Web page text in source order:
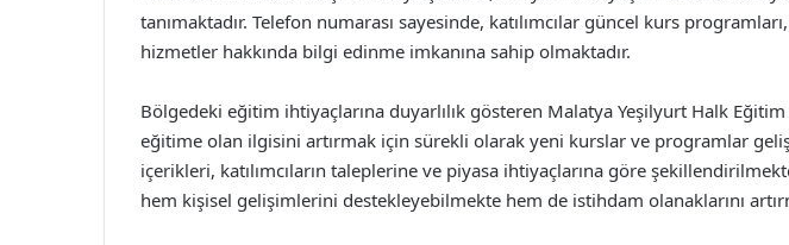
tanımaktadır. Telefon numarası sayesinde, katılımcılar güncel kurs
hizmetler hakkında bilgi edinme imkanına sahip olmaktadır.
Bölgedeki eğitim ihtiyaçlarına duyarlılık gösteren Malatya Yeşilyurt Halk
eğitime olan ilgisini artırmak için sürekli olarak yeni kurslar ve programlar
içerikleri, katılımcıların taleplerine ve piyasa ihtiyaçlarına göre
hem kişisel gelişimlerini destekleyebilmekte hem de istihdam olanaklarını